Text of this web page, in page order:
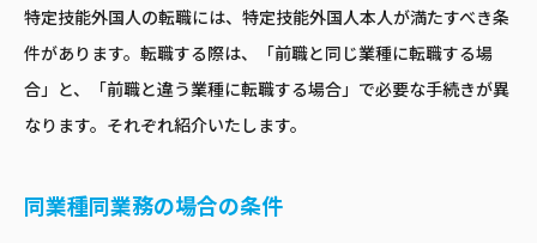
特定技能外国人の転職には、特定技能外国人本人が満たすべき条
件があります。転職する際は、「前職と同じ業種に転職する場
合」と、「前職と違う業種に転職する場合」で必要な手続きが異
なります。それぞれ紹介いたします。
同業種同業務の場合の条件